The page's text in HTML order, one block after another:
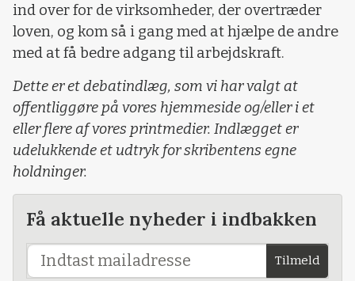
ind over for de virksomheder, der overtræder
loven, og kom så i gang med at hjælpe de andre
med at få bedre adgang til arbejdskraft.
Dette er et debatindlæg, som vi har valgt at
offentliggøre på vores hjemmeside og/eller i et
eller flere af vores printmedier. Indlægget er
udelukkende et udtryk for skribentens egne
holdninger.
Få aktuelle nyheder i indbakken
Tilmeld